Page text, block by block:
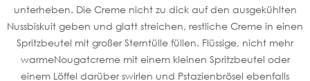
unterheben. Die Creme nicht zu dick auf den ausgekühlten
Nussbiskuit geben und glatt streichen, restliche Creme in einen
Spritzbeutel mit großer Sterntülle füllen. Flüssige, nicht mehr
warmeNougatcreme mit einem kleinen Spritzbeutel oder
einem Löffel darüber swirlen und Pstazienbrösel ebenfalls